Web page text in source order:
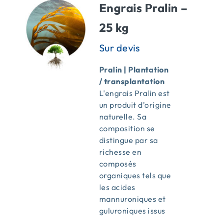
CONTACT
Engrais Pralin –
25 kg
Pralin | Plantation
/ transplantation
L'engrais Pralin est
un produit d’origine
naturelle. Sa
composition se
distingue par sa
richesse en
composés
organiques tels que
les acides
mannuroniques et
guluroniques issus